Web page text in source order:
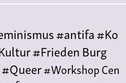
#antifa#Ko
#FriedenBurg
#Queer#WorkshopCen